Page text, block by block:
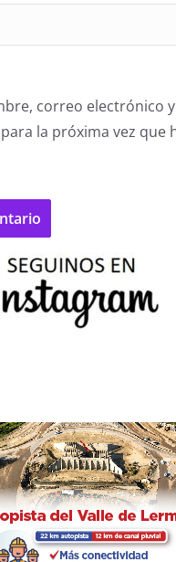
correo electrónico
la próxima vez que